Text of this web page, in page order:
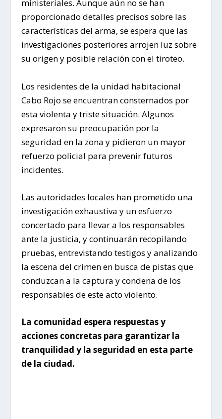
ministeriales. Aunque aún no se han
proporcionado detalles precisos sobre las
características del arma, se espera que las
investigaciones posteriores arrojen luz sobre
su origen y posible relación con el tiroteo.
Los residentes de la unidad habitacional
Cabo Rojo se encuentran consternados por
esta violenta y triste situación. Algunos
expresaron su preocupación por la
seguridad en la zona y pidieron un mayor
refuerzo policial para prevenir futuros
incidentes.
Las autoridades locales han prometido una
investigación exhaustiva y un esfuerzo
concertado para llevar a los responsables
ante la justicia, y continuarán recopilando
pruebas, entrevistando testigos y analizando
la escena del crimen en busca de pistas que
conduzcan a la captura y condena de los
responsables de este acto violento.
La comunidad espera respuestas y
acciones concretas para garantizar la
tranquilidad y la seguridad en esta parte
de la ciudad.